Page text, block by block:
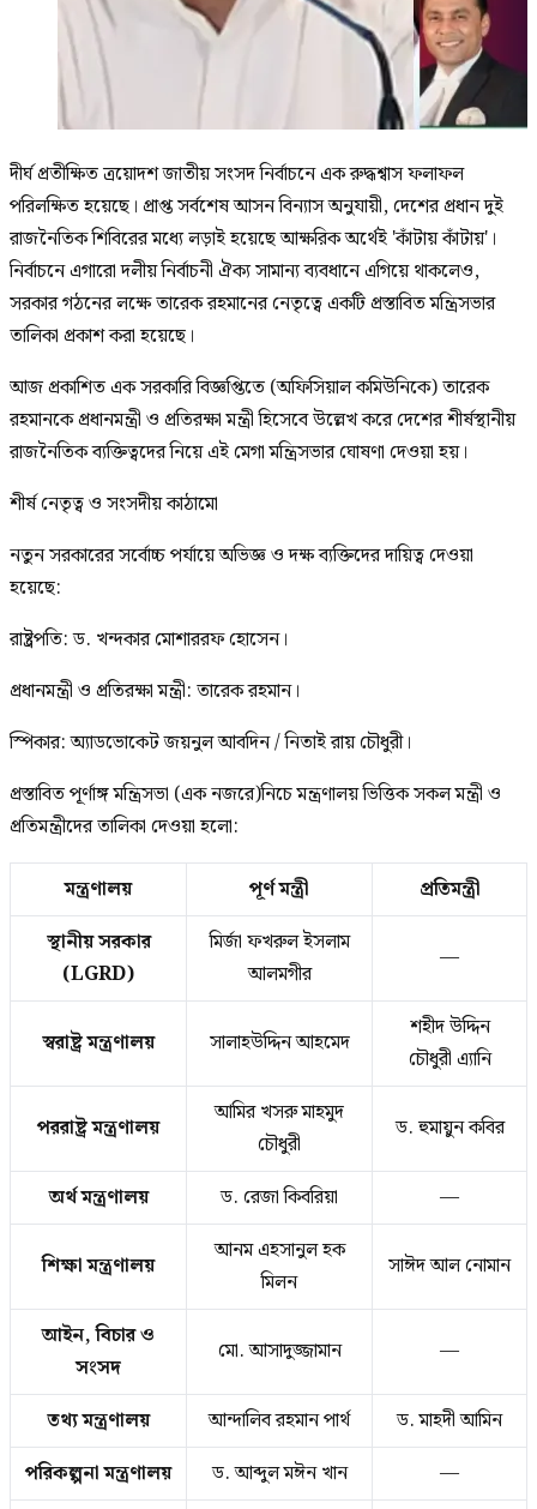
দীর্ঘ প্রতীক্ষিত ত্রয়োদশ জাতীয় সংসদ নির্বাচনে এক রুদ্ধশ্বাস ফলাফল
পরিলক্ষিত হয়েছে। প্রাপ্ত সর্বশেষ আসন বিন্যাস অনুযায়ী, দেশের প্রধান দুই
রাজনৈতিক শিবিরের মধ্যে লড়াই হয়েছে আক্ষরিক অর্থেই 'কাঁটায় কাঁটায়'।
নির্বাচনে এগারো দলীয় নির্বাচনী ঐক্য সামান্য ব্যবধানে এগিয়ে থাকলেও,
সরকার গঠনের লক্ষে তারেক রহমানের নেতৃত্বে একটি প্রস্তাবিত মন্ত্রিসভার
তালিকা প্রকাশ করা হয়েছে।
আজ প্রকাশিত এক সরকারি বিজ্ঞপ্তিতে (অফিসিয়াল কমিউনিকে) তারেক
রহমানকে প্রধানমন্ত্রী ও প্রতিরক্ষা মন্ত্রী হিসেবে উল্লেখ করে দেশের শীর্ষস্থানীয়
রাজনৈতিক ব্যক্তিত্বদের নিয়ে এই মেগা মন্ত্রিসভার ঘোষণা দেওয়া হয়।
শীর্ষ নেতৃত্ব ও সংসদীয় কাঠামো
নতুন সরকারের সর্বোচ্চ পর্যায়ে অভিজ্ঞ ও দক্ষ ব্যক্তিদের দায়িত্ব দেওয়া
হয়েছে:
রাষ্ট্রপতি: ড. খন্দকার মোশাররফ হোসেন।
প্রধানমন্ত্রী ও প্রতিরক্ষা মন্ত্রী: তারেক রহমান।
স্পিকার: অ্যাডভোকেট জয়নুল আবদিন / নিতাই রায় চৌধুরী।
প্রস্তাবিত পূর্ণাঙ্গ মন্ত্রিসভা (এক নজরে)নিচে মন্ত্রণালয় ভিত্তিক সকল মন্ত্রী ও
প্রতিমন্ত্রীদের তালিকা দেওয়া হলো:
মন্ত্রণালয় পূর্ণ মন্ত্রী
প্রতিমন্ত্রী
স্থানীয় সরকার
(LGRD)
মির্জা ফখরুল ইসলাম
আলমগীর
—
স্বরাষ্ট্র মন্ত্রণালয় সালাহউদ্দিন আহমেদ
শহীদ উদ্দিন
চৌধুরী এ্যানি
পররাষ্ট্র মন্ত্রণালয়
আমির খসরু মাহমুদ
চৌধুরী
ড. হুমায়ুন কবির
অর্থ মন্ত্রণালয় ড. রেজা কিবরিয়া —
শিক্ষা মন্ত্রণালয়
আনম এহসানুল হক
মিলন
সাঈদ আল নোমান
আইন, বিচার ও
সংসদ
মো. আসাদুজ্জামান —
তথ্য মন্ত্রণালয় আন্দালিব রহমান পার্থ
ড. মাহদী আমিন
পরিকল্পনা মন্ত্রণালয়
ড. আব্দুল মঈন খান
—